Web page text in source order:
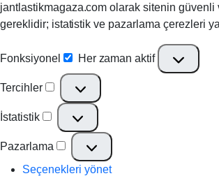
jantlastikmagaza.com olarak sitenin güvenli
gereklidir; istatistik ve pazarlama çerezleri
Fonksiyonel Fonksiyonel
Her zaman aktif
Tercihler Tercihler
İstatistik İstatistik
Pazarlama Pazarlama
Seçenekleri yönet